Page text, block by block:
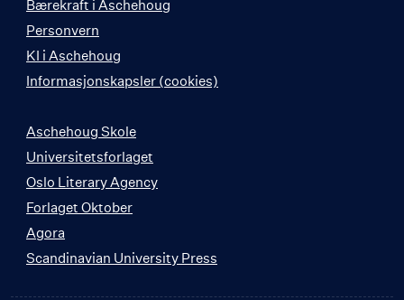
Bærekraft i Aschehoug
Personvern
KI i Aschehoug
Informasjonskapsler (cookies)
Aschehoug Skole
Universitetsforlaget
Oslo Literary Agency
Forlaget Oktober
Agora
Scandinavian University Press